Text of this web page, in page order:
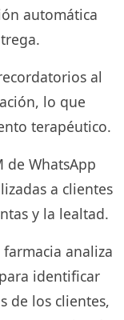
automática
al
lo que
terapéutico.
de WhatsApp
a clientes
y la lealtad.
analiza
identificar
de los clientes,